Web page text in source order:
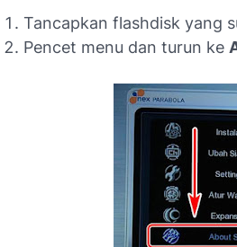
Tancapkan flashdisk yang
Pencet menu dan turun ke